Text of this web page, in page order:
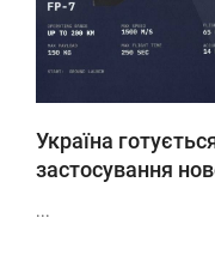
0
Україна
застосування
...